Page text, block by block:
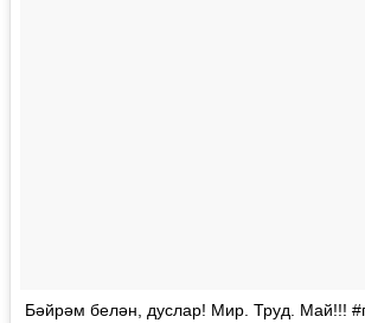
Бәйрәм белән, дуслар! Мир. Труд. Май!!!